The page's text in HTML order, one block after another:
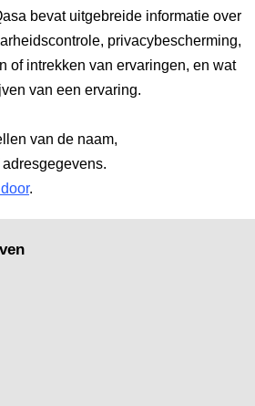
bevat uitgebreide informatie over
privacybescherming,
of intrekken van ervaringen, en wat
van een ervaring.
van de naam,
.